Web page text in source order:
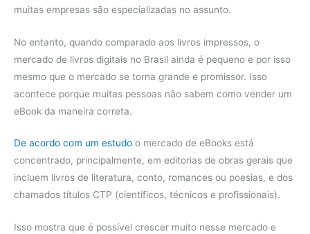
muitas empresas são especializadas no assunto.
No entanto, quando comparado aos livros impressos, o
mercado de livros digitais no Brasil ainda é pequeno e por isso
mesmo que o mercado se torna grande e promissor. Isso
acontece porque muitas pessoas não sabem como vender um
eBook da maneira correta.
De acordo com um estudo o mercado de eBooks está
concentrado, principalmente, em editorias de obras gerais que
incluem livros de literatura, conto, romances ou poesias, e dos
chamados títulos CTP (científicos, técnicos e profissionais).
Isso mostra que é possível crescer muito nesse mercado e